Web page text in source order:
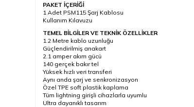
PAKET İÇERİĞİ
1 Adet PSM115 Şarj Kablosu
Kullanım Kılavuzu
TEMEL BİLGİLER VE TEKNİK ÖZELLİKLER
1.2 Metre kablo uzunluğu
Güçlendirilmiş anakart
2.1 amper akım gücü
140 gerçek bakır tel
Yüksek hızlı veri transferi
Aynı anda şarj ve senkronizasyon
Özel TPE soft plastik kaplama
Tüm lightning girişli cihazlarla uyumlu
Ultra dayanıklı tasarım